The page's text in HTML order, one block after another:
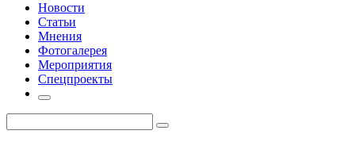
Новости
Статьи
Мнения
Фотогалерея
Мероприятия
Спецпроекты